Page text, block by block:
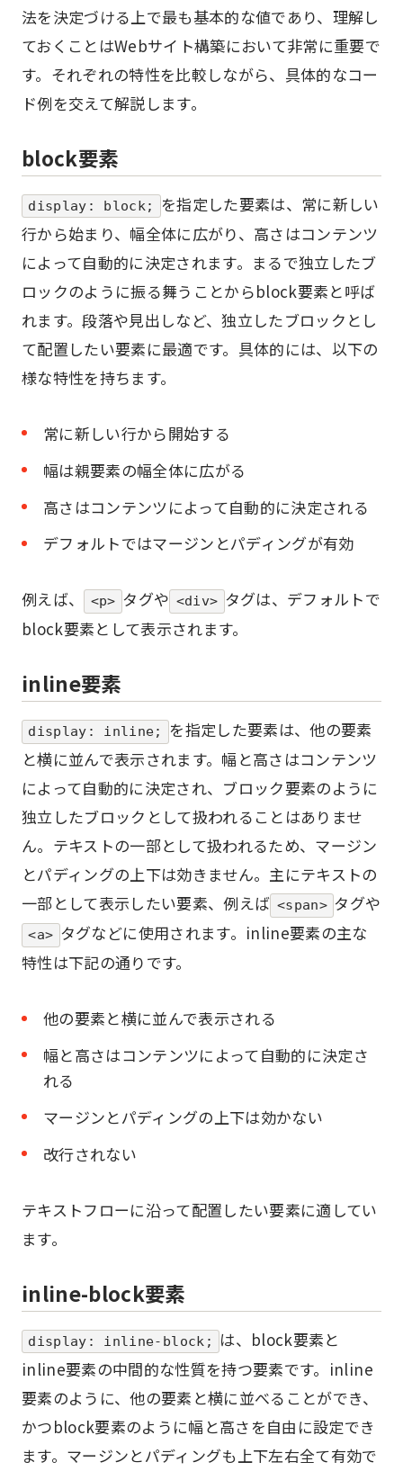
法を決定づける上で最も基本的な値であり、理解し
ておくことはWebサイト構築において非常に重要で
す。それぞれの特性を比較しながら、具体的なコー
ド例を交えて解説します。
block要素
display: block;
を指定した要素は、常に新しい
行から始まり、幅全体に広がり、高さはコンテンツ
によって自動的に決定されます。まるで独立したブ
ロックのように振る舞うことからblock要素と呼ば
れます。段落や見出しなど、独立したブロックとし
て配置したい要素に最適です。具体的には、以下の
様な特性を持ちます。
常に新しい行から開始する
幅は親要素の幅全体に広がる
高さはコンテンツによって自動的に決定される
デフォルトではマージンとパディングが有効
例えば、 <p> タグや <div> タグは、デフォルトで
block要素として表示されます。
inline要素
display: inline;
を指定した要素は、他の要素
と横に並んで表示されます。幅と高さはコンテンツ
によって自動的に決定され、ブロック要素のように
独立したブロックとして扱われることはありませ
ん。テキストの一部として扱われるため、マージン
とパディングの上下は効きません。主にテキストの
一部として表示したい要素、例えば <span> タグや
<a> タグなどに使用されます。inline要素の主な
特性は下記の通りです。
他の要素と横に並んで表示される
幅と高さはコンテンツによって自動的に決定さ
れる
マージンとパディングの上下は効かない
改行されない
テキストフローに沿って配置したい要素に適してい
ます。
inline-block要素
display: inline-block;
は、block要素と
inline要素の中間的な性質を持つ要素です。inline
要素のように、他の要素と横に並べることができ、
かつblock要素のように幅と高さを自由に設定でき
ます。マージンとパディングも上下左右全て有効で